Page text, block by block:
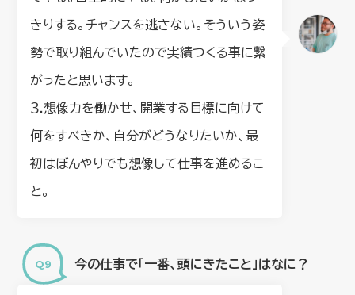
きりする。チャンスを逃さない。そういう姿
勢で取り組んでいたので実績つくる事に繋
がったと思います。
３.想像力を働かせ、開業する目標に向けて
何をすべきか、自分がどうなりたいか、最
初はぼんやりでも想像して仕事を進めるこ
と。
今の仕事で「一番、頭にきたこと」はなに？